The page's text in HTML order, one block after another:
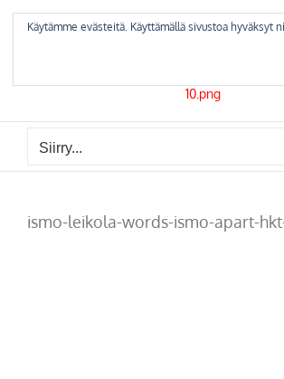
Siirry...
ismo-leikola-words-ismo-apart-
Käytämme evästeitä. Käyttämällä sivustoa hyväksyt